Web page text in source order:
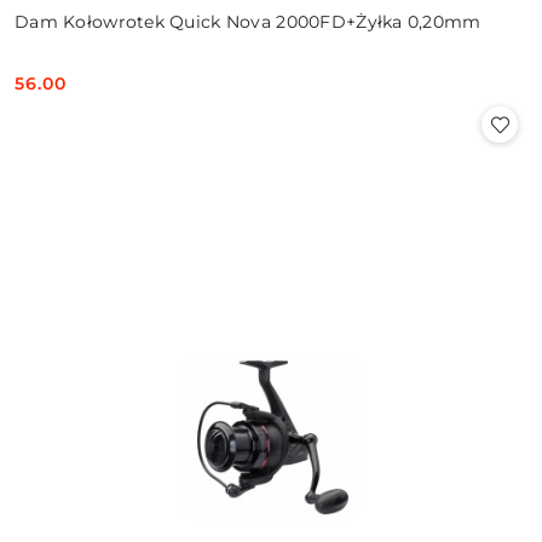
Dam Kołowrotek Quick Nova 2000FD+Żyłka 0,20mm
Cena:
56.00